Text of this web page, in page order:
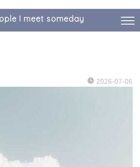
I meet someday
2026-07-06